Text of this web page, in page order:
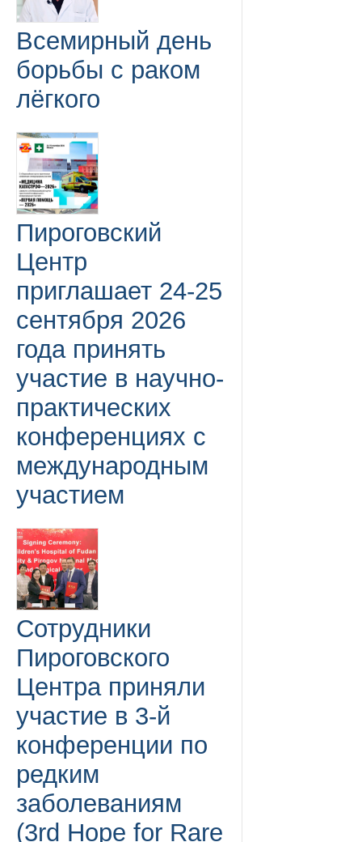
Всемирный день
борьбы с раком
лёгкого
Пироговский
Центр
приглашает 24-25
сентября 2026
года принять
участие в научно-
практических
конференциях с
международным
участием
Сотрудники
Пироговского
Центра приняли
участие в 3-й
конференции по
редким
заболеваниям
(3rd Hope for Rare